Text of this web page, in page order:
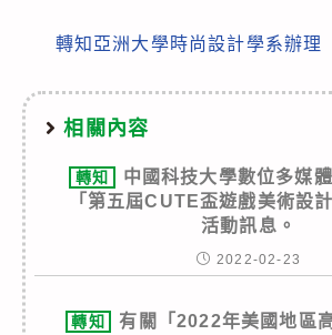
轉知亞洲大學時尚設計學系辦理
相關內容
轉知
中國科技大學數位多媒
「第五屆CUTE盃遊戲美術設
活動訊息。
2022-02-23
轉知
有關「2022年美國地區